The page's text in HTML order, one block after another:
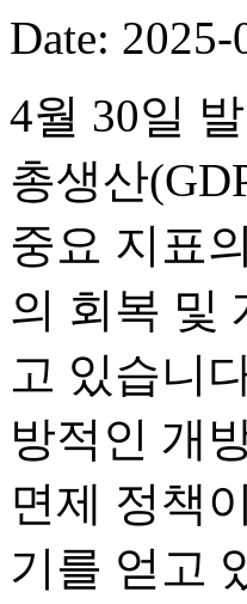
Date: 2025-
4월 30일
총생산
중요 지표
의 회복 및
고 있습니
방적인 개
면제 정책
기를 얻고